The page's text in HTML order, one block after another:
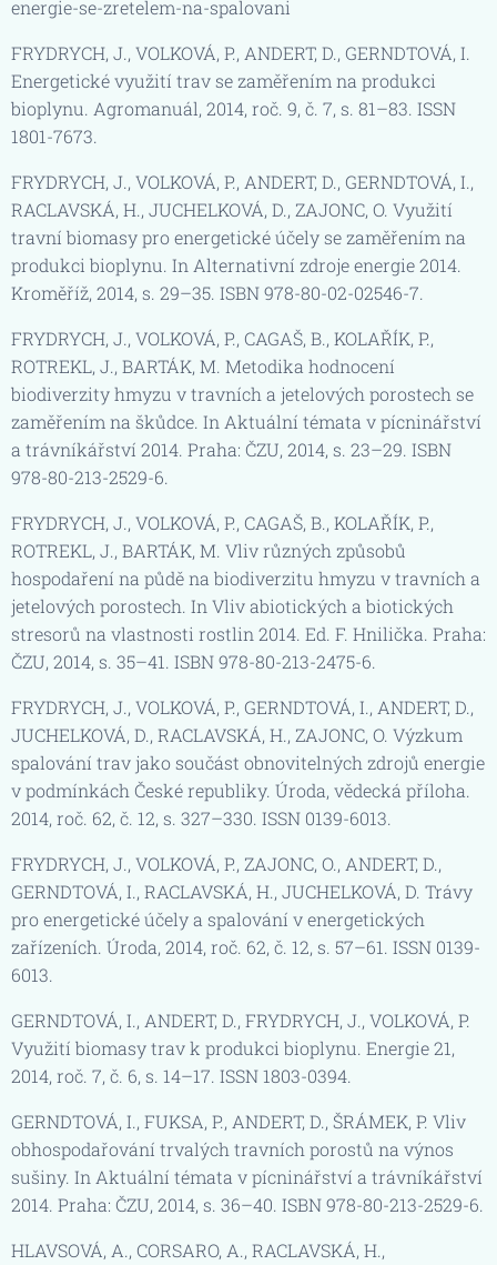
energie-se-zretelem-na-spalovani
FRYDRYCH, J., VOLKOVÁ, P., ANDERT, D., GERNDTOVÁ, I.
Energetické využití trav se zaměřením na produkci
bioplynu. Agromanuál, 2014, roč. 9, č. 7, s. 81–83. ISSN
1801-7673.
FRYDRYCH, J., VOLKOVÁ, P., ANDERT, D., GERNDTOVÁ, I.,
RACLAVSKÁ, H., JUCHELKOVÁ, D., ZAJONC, O. Využití
travní biomasy pro energetické účely se zaměřením na
produkci bioplynu. In Alternativní zdroje energie 2014.
Kroměříž, 2014, s. 29–35. ISBN 978-80-02-02546-7.
FRYDRYCH, J., VOLKOVÁ, P., CAGAŠ, B., KOLAŘÍK, P.,
ROTREKL, J., BARTÁK, M. Metodika hodnocení
biodiverzity hmyzu v travních a jetelových porostech se
zaměřením na škůdce. In Aktuální témata v pícninářství
a trávníkářství 2014. Praha: ČZU, 2014, s. 23–29. ISBN
978-80-213-2529-6.
FRYDRYCH, J., VOLKOVÁ, P., CAGAŠ, B., KOLAŘÍK, P.,
ROTREKL, J., BARTÁK, M. Vliv různých způsobů
hospodaření na půdě na biodiverzitu hmyzu v travních a
jetelových porostech. In Vliv abiotických a biotických
stresorů na vlastnosti rostlin 2014. Ed. F. Hnilička. Praha:
ČZU, 2014, s. 35–41. ISBN 978-80-213-2475-6.
FRYDRYCH, J., VOLKOVÁ, P., GERNDTOVÁ, I., ANDERT, D.,
JUCHELKOVÁ, D., RACLAVSKÁ, H., ZAJONC, O. Výzkum
spalování trav jako součást obnovitelných zdrojů energie
v podmínkách České republiky. Úroda, vědecká příloha.
2014, roč. 62, č. 12, s. 327–330. ISSN 0139-6013.
FRYDRYCH, J., VOLKOVÁ, P., ZAJONC, O., ANDERT, D.,
GERNDTOVÁ, I., RACLAVSKÁ, H., JUCHELKOVÁ, D. Trávy
pro energetické účely a spalování v energetických
zařízeních. Úroda, 2014, roč. 62, č. 12, s. 57–61. ISSN 0139-
6013.
GERNDTOVÁ, I., ANDERT, D., FRYDRYCH, J., VOLKOVÁ, P.
Využití biomasy trav k produkci bioplynu. Energie 21,
2014, roč. 7, č. 6, s. 14–17. ISSN 1803-0394.
GERNDTOVÁ, I., FUKSA, P., ANDERT, D., ŠRÁMEK, P. Vliv
obhospodařování trvalých travních porostů na výnos
sušiny. In Aktuální témata v pícninářství a trávníkářství
2014. Praha: ČZU, 2014, s. 36–40. ISBN 978-80-213-2529-6.
HLAVSOVÁ, A., CORSARO, A., RACLAVSKÁ, H.,